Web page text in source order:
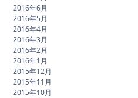
2016年6月
2016年5月
2016年4月
2016年3月
2016年2月
2016年1月
2015年12月
2015年11月
2015年10月